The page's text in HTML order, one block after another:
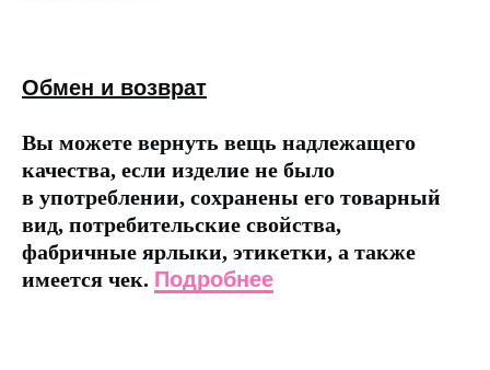
Обмен и возврат
Вы можете вернуть вещь надлежащего
качества, если изделие не было
в употреблении, сохранены его товарный
вид, потребительские свойства,
фабричные ярлыки, этикетки, а также
имеется чек. Подробнее